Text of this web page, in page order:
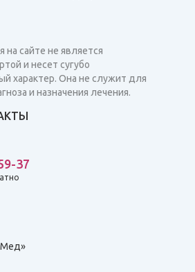
на сайте не является
и несет сугубо
характер. Она не служит для
и назначения лечения.
37
Мед»